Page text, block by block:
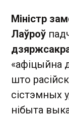
Міністр
Лаўроў
«афіцыйна
што
сістэмных
нібыта